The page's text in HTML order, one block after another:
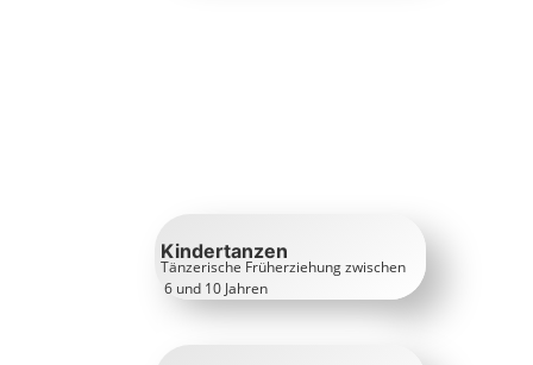
Kindertanzen
Tänzerische Früherziehung zwischen
6 und 10 Jahren